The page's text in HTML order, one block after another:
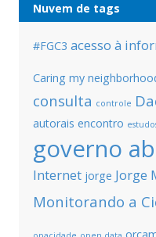
Nuvem de tags
#FGC3 acesso à
Caring my
consulta controle
autorais encontro
governo
Internet jorge Jorge
Monitorando a